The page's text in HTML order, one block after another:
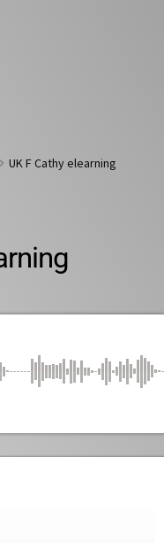
UK F Cathy elearning